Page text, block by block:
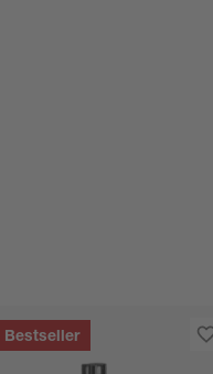
Bestseller